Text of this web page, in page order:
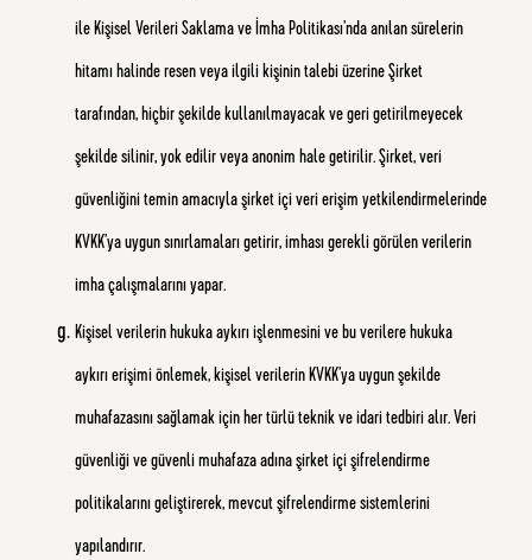
ile Kişisel Verileri Saklama ve İmha Politikası’nda anılan sürelerin
hitamı halinde resen veya ilgili kişinin talebi üzerine Şirket
tarafından, hiçbir şekilde kullanılmayacak ve geri getirilmeyecek
şekilde silinir, yok edilir veya anonim hale getirilir. Şirket, veri
güvenliğini temin amacıyla şirket içi veri erişim yetkilendirmelerinde
KVKK’ya uygun sınırlamaları getirir, imhası gerekli görülen verilerin
imha çalışmalarını yapar.
Kişisel verilerin hukuka aykırı işlenmesini ve bu verilere hukuka
aykırı erişimi önlemek, kişisel verilerin KVKK’ya uygun şekilde
muhafazasını sağlamak için her türlü teknik ve idari tedbiri alır. Veri
güvenliği ve güvenli muhafaza adına şirket içi şifrelendirme
politikalarını geliştirerek, mevcut şifrelendirme sistemlerini
yapılandırır.